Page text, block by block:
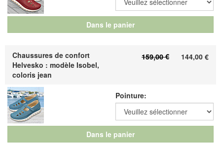
Wissembourg, E-mail : service@idealsko.fr
Dans le panier
Pointure:
Dans le panier
Chaussures de confort
Helvesko : modèle Isobel,
coloris jean
159,00 € 144,00 €